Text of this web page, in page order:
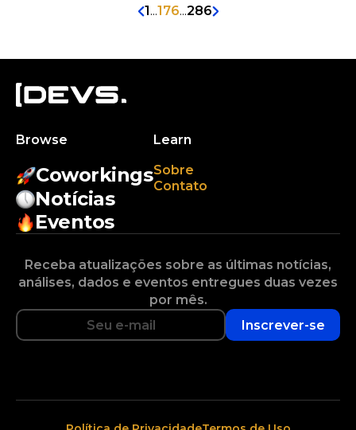
1 ...176...286
Browse
Coworkings
Notícias
Eventos
Learn
Sobre
Contato
Receba atualizações sobre as últimas notícias,
análises, dados e eventos entregues duas vezes
por mês.
Inscrever-se